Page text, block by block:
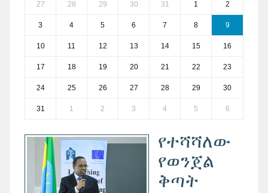
27 28 29 30 31 1 2
3 4 5 6 7 8 9
10 11 12 13 14 15 16
17 18 19 20 21 22 23
24 25 26 27 28 29 30
31 1 2 3 4 5 6
የተሻሻለው
የወንጀል
ቅጣት